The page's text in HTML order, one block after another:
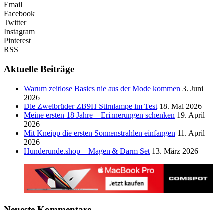
Email
Facebook
Twitter
Instagram
Pinterest
RSS
Aktuelle Beiträge
Warum zeitlose Basics nie aus der Mode kommen 3. Juni
2026
Die Zweibrüder ZB9H Stirnlampe im Test 18. Mai 2026
Meine ersten 18 Jahre – Erinnerungen schenken 19. April
2026
Mit Kneipp die ersten Sonnenstrahlen einfangen 11. April
2026
Hunderunde.shop – Magen & Darm Set 13. März 2026